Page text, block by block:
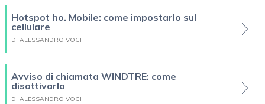
Hotspot ho. Mobile: come impostarlo sul
cellulare
DI ALESSANDRO VOCI
Avviso di chiamata WINDTRE: come
disattivarlo
DI ALESSANDRO VOCI